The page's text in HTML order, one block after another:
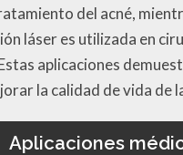
del acné,
láser es utilizada en
aplicaciones
la calidad de vida de
Aplicaciones